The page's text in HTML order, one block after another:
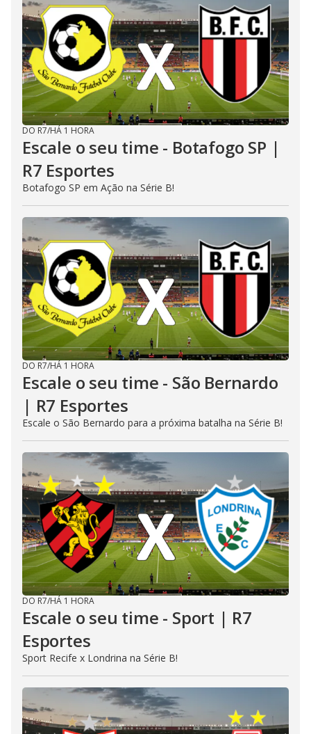
DO R7/HÁ 1 HORA
Escale o seu time - Botafogo SP |
R7 Esportes
Botafogo SP em Ação na Série B!
DO R7/HÁ 1 HORA
Escale o seu time - São Bernardo
| R7 Esportes
Escale o São Bernardo para a próxima batalha na Série B!
DO R7/HÁ 1 HORA
Escale o seu time - Sport | R7
Esportes
Sport Recife x Londrina na Série B!